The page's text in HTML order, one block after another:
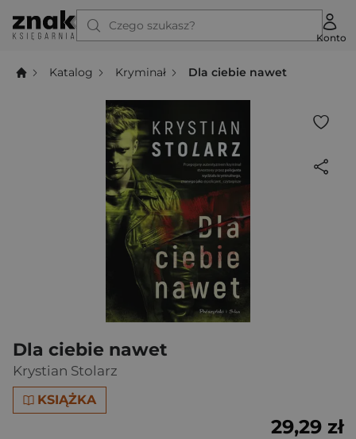
Czego szukasz?
Konto
Katalog Kryminał Dla ciebie nawet
Dla ciebie nawet
Krystian Stolarz
KSIĄŻKA
29,29 zł